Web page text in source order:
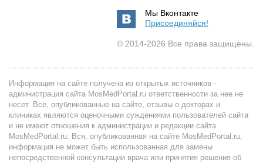
Мы Вконтакте
Присоединяйся!
© 2014-2026 Все права защищены.
Информация на сайте получена из открытых источников -
администрация сайта MosMedPortal.ru ответственности за нее не
несет. Все, опубликованные на сайте, отзывы о докторах и
клиниках являются оценочными суждениями пользователей сайта
и не имеют отношения к администрации и редакции сайта
MosMedPortal.ru. Вся, опубликованная на сайте MosMedPortal.ru,
информация не может быть использованная для замены
непосредственной консультации врача или принятия решения об